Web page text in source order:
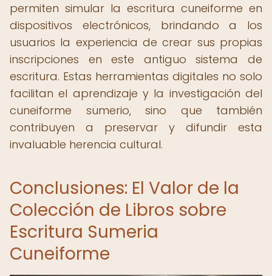
permiten simular la escritura cuneiforme en
dispositivos electrónicos, brindando a los
usuarios la experiencia de crear sus propias
inscripciones en este antiguo sistema de
escritura. Estas herramientas digitales no solo
facilitan el aprendizaje y la investigación del
cuneiforme sumerio, sino que también
contribuyen a preservar y difundir esta
invaluable herencia cultural.
Conclusiones: El Valor de la
Colección de Libros sobre
Escritura Sumeria
Cuneiforme